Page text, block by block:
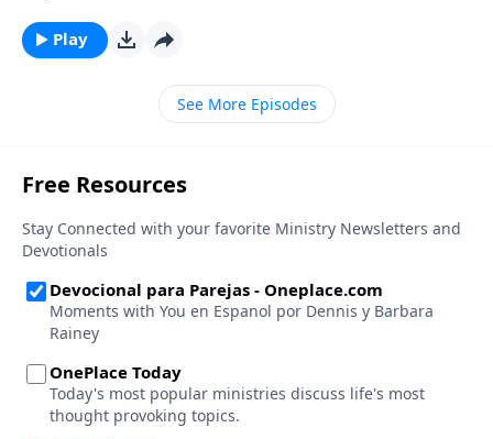
que no saben cómo comunicarse el uno con el otro
es porque, como hombres y mujeres, nos
comunicamos de forma diferente.
Play
See More Episodes